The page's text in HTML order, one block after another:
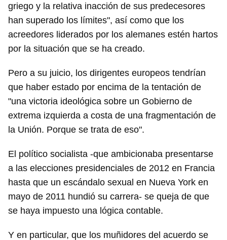
griego y la relativa inacción de sus predecesores
han superado los límites", así como que los
acreedores liderados por los alemanes estén hartos
por la situación que se ha creado.
Pero a su juicio, los dirigentes europeos tendrían
que haber estado por encima de la tentación de
"una victoria ideológica sobre un Gobierno de
extrema izquierda a costa de una fragmentación de
la Unión. Porque se trata de eso".
El político socialista -que ambicionaba presentarse
a las elecciones presidenciales de 2012 en Francia
hasta que un escándalo sexual en Nueva York en
mayo de 2011 hundió su carrera- se queja de que
se haya impuesto una lógica contable.
Y en particular, que los muñidores del acuerdo se